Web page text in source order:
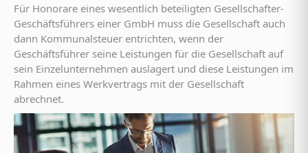
Für Honorare eines wesentlich beteiligten Gesellschafter-
Geschäftsführers einer GmbH muss die Gesellschaft auch
dann Kommunalsteuer entrichten, wenn der
Geschäftsführer seine Leistungen für die Gesellschaft auf
sein Einzelunternehmen auslagert und diese Leistungen im
Rahmen eines Werkvertrags mit der Gesellschaft
abrechnet.